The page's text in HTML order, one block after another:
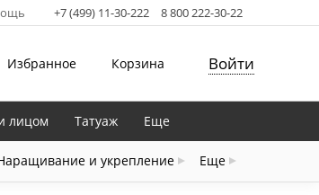
+7 (499) 11-30-222 8 800 222-30-22
Избранное Корзина Войти
и укрепление Еще
лицом Татуаж Еще